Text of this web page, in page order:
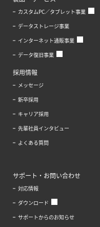
カスタムPC／タブレット事業
データストレージ事業
インターネット通販事業
データ復旧事業
採用情報
メッセージ
新卒採用
キャリア採用
先輩社員インタビュー
よくある質問
サポート・お問い合わせ
対応情報
ダウンロード
サポートからのお知らせ